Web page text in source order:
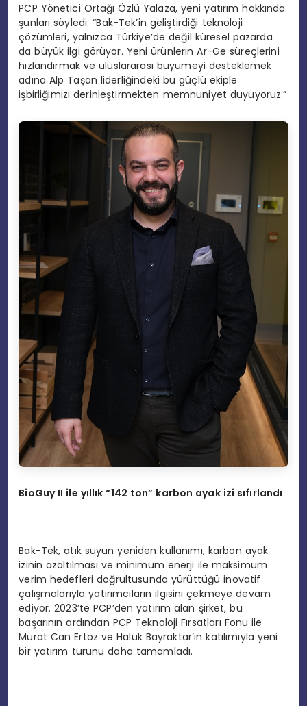
PCP Yönetici Ortağı Özlü Yalaza, yeni yatırım hakkında
şunları söyledi: “Bak-Tek’in geliştirdiği teknoloji
çözümleri, yalnızca Türkiye’de değil küresel pazarda
da büyük ilgi görüyor. Yeni ürünlerin Ar-Ge süreçlerini
hızlandırmak ve uluslararası büyümeyi desteklemek
adına Alp Taşan liderliğindeki bu güçlü ekiple
işbirliğimizi derinleştirmekten memnuniyet duyuyoruz.”
BioGuy II ile yıllık “142 ton” karbon ayak izi sıfırlandı
Bak-Tek, atık suyun yeniden kullanımı, karbon ayak
izinin azaltılması ve minimum enerji ile maksimum
verim hedefleri doğrultusunda yürüttüğü inovatif
çalışmalarıyla yatırımcıların ilgisini çekmeye devam
ediyor. 2023’te PCP’den yatırım alan şirket, bu
başarının ardından PCP Teknoloji Fırsatları Fonu ile
Murat Can Ertöz ve Haluk Bayraktar’ın katılımıyla yeni
bir yatırım turunu daha tamamladı.